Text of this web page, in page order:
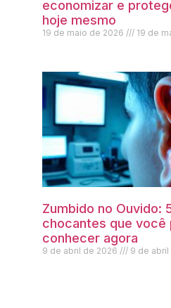
economizar e
hoje mesmo
19 de maio de 2026 19 de
Zumbido no Ouvido:
chocantes que você
conhecer agora
9 de abril de 2026 9 de